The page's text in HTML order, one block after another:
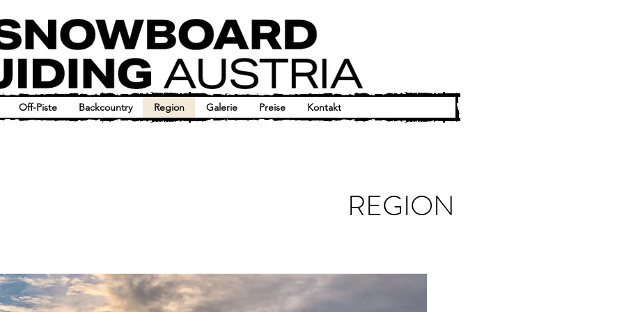
Off-Piste Backcountry Region Galerie Preise Kontakt
REGION